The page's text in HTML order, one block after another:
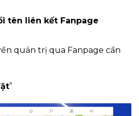
tên liên kết Fanpage
quản trị qua Fanpage cần
”